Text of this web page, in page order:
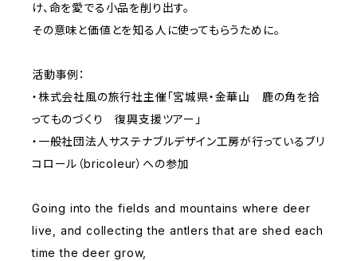
け、命を愛でる小品を削り出す。
その意味と価値とを知る人に使ってもらうために。
活動事例：
・株式会社風の旅行社主催「宮城県・金華山 鹿の角を拾
ってものづくり 復興支援ツアー」
・一般社団法人サステナブルデザイン工房が行っているブリ
コロール（bricoleur）への参加
Going into the fields and mountains where deer
live, and collecting the antlers that are shed each
time the deer grow,